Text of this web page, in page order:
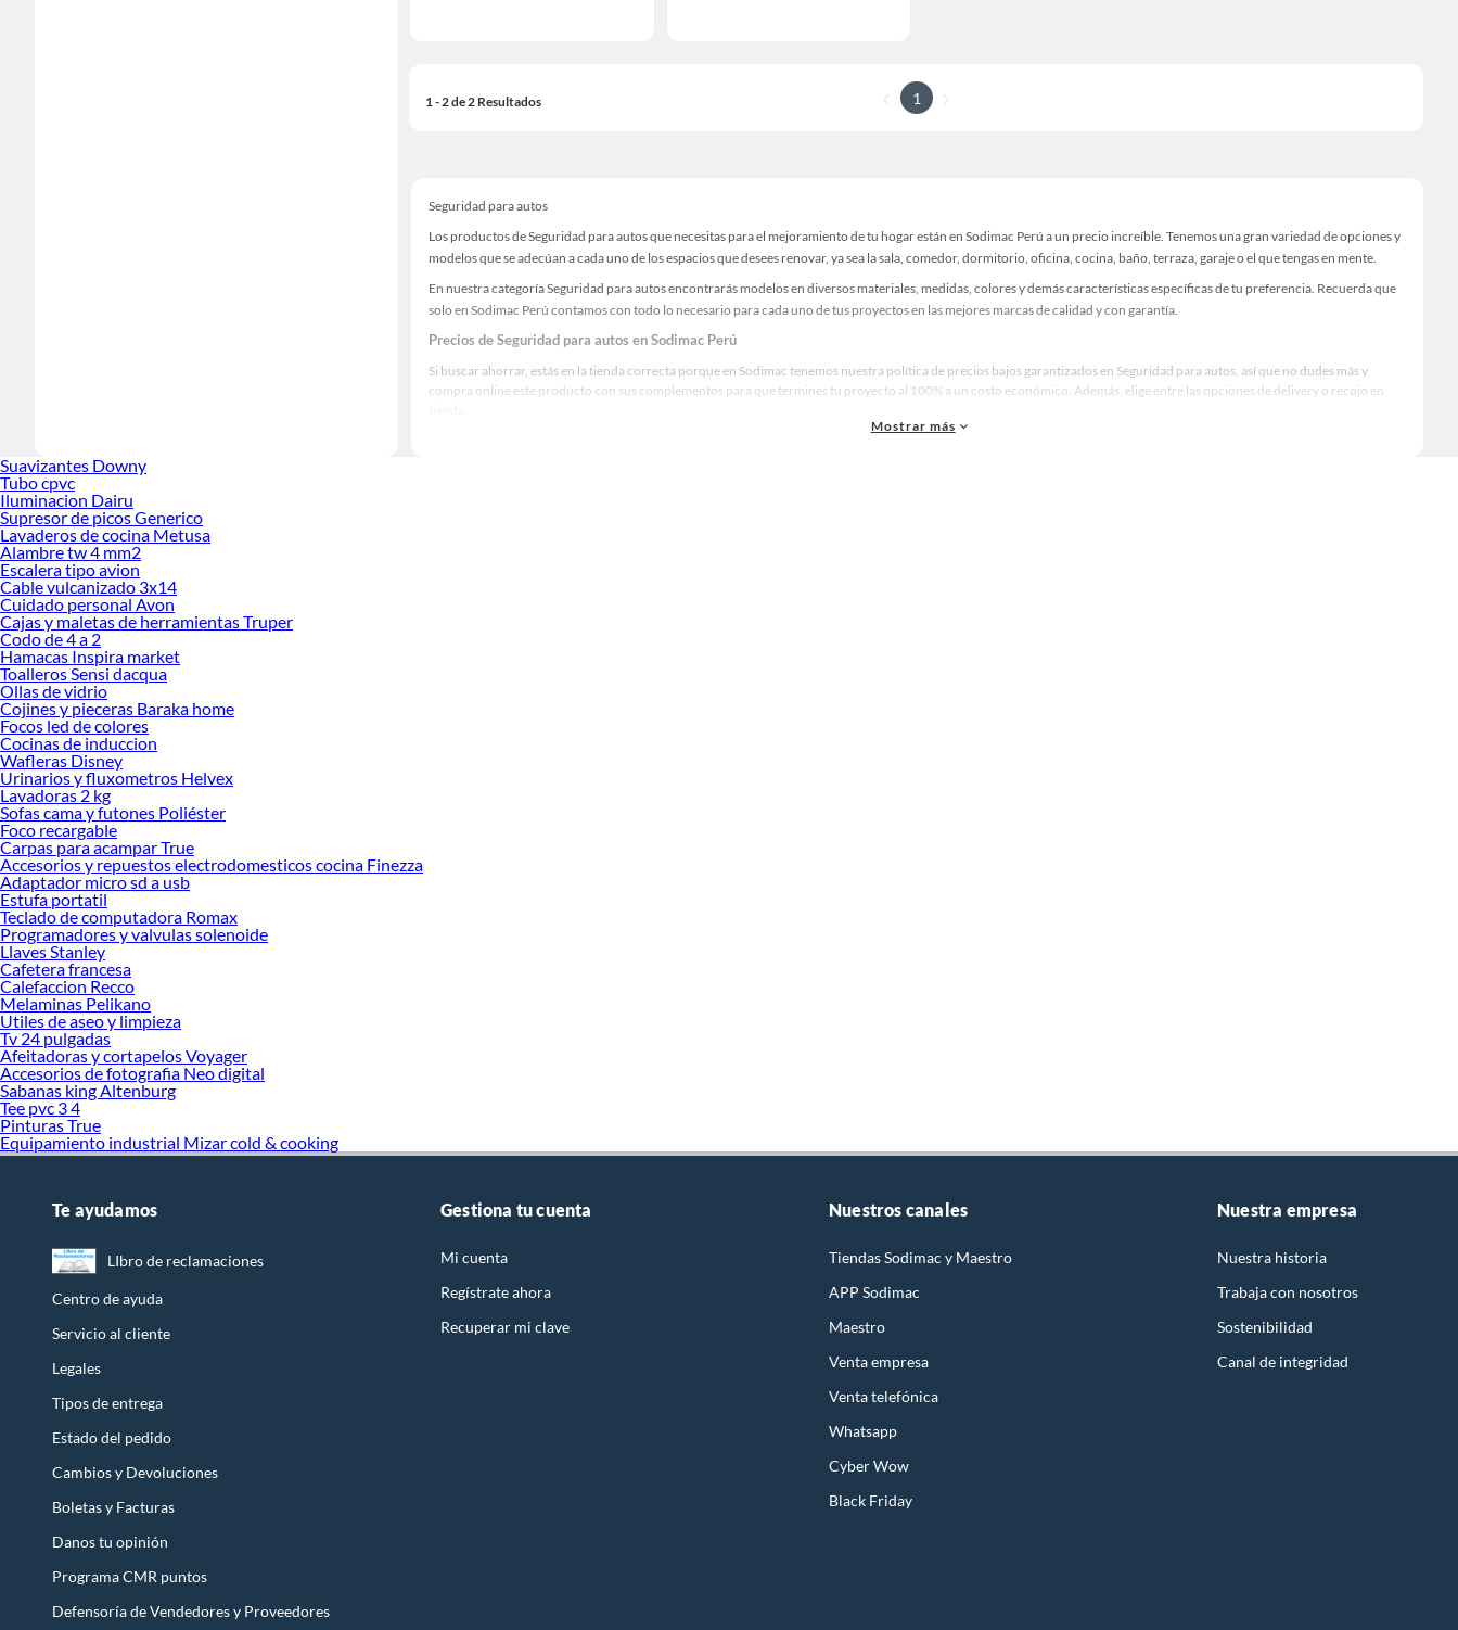
1 - 2 de 2 Resultados 1
Seguridad para autos
Los productos de Seguridad para autos que necesitas para el mejoramiento de tu hogar están en Sodimac Perú a un precio increíble. Tenemos una gran variedad de opciones y
modelos que se adecúan a cada uno de los espacios que desees renovar, ya sea la sala, comedor, dormitorio, oficina, cocina, baño, terraza, garaje o el que tengas en mente.
En nuestra categoría Seguridad para autos encontrarás modelos en diversos materiales, medidas, colores y demás características específicas de tu preferencia. Recuerda que
solo en Sodimac Perú contamos con todo lo necesario para cada uno de tus proyectos en las mejores marcas de calidad y con garantía.
Precios de Seguridad para autos en Sodimac Perú
Si buscar ahorrar, estás en la tienda correcta porque en Sodimac tenemos nuestra política de precios bajos garantizados en Seguridad para autos, así que no dudes más y
compra online este producto con sus complementos para que termines tu proyecto al 100% a un costo económico. Además, elige entre las opciones de delivery o recojo en
Mostrar más
Suavizantes Downy
Tubo cpvc
Iluminacion Dairu
Supresor de picos Generico
Lavaderos de cocina Metusa
Alambre tw 4 mm2
Escalera tipo avion
Cable vulcanizado 3x14
Cuidado personal Avon
Cajas y maletas de herramientas Truper
Codo de 4 a 2
Hamacas Inspira market
Toalleros Sensi dacqua
Ollas de vidrio
Cojines y pieceras Baraka home
Focos led de colores
Cocinas de induccion
Wafleras Disney
Urinarios y fluxometros Helvex
Lavadoras 2 kg
Sofas cama y futones Poliéster
Foco recargable
Carpas para acampar True
Accesorios y repuestos electrodomesticos cocina Finezza
Adaptador micro sd a usb
Estufa portatil
Teclado de computadora Romax
Programadores y valvulas solenoide
Llaves Stanley
Cafetera francesa
Calefaccion Recco
Melaminas Pelikano
Utiles de aseo y limpieza
Tv 24 pulgadas
Afeitadoras y cortapelos Voyager
Accesorios de fotografia Neo digital
Sabanas king Altenburg
Tee pvc 3 4
Pinturas True
Equipamiento industrial Mizar cold & cooking
Te ayudamos
LIbro de reclamaciones
Centro de ayuda
Servicio al cliente
Legales
Tipos de entrega
Estado del pedido
Cambios y Devoluciones
Boletas y Facturas
Danos tu opinión
Programa CMR puntos
Defensoría de Vendedores y Proveedores
Gestiona tu cuenta
Mi cuenta
Regístrate ahora
Recuperar mi clave
Nuestros canales
Tiendas Sodimac y Maestro
APP Sodimac
Maestro
Venta empresa
Venta telefónica
Whatsapp
Cyber Wow
Black Friday
Nuestra empresa
Nuestra historia
Trabaja con nosotros
Sostenibilidad
Canal de integridad